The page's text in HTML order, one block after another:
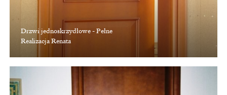
Drzwi jednoskrzydłowe - Pełne
Realizacja Renata